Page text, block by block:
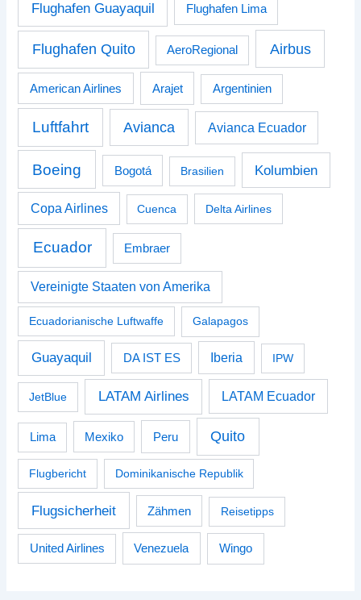
Flughafen Guayaquil Flughafen Lima
Flughafen Quito AeroRegional Airbus
American Airlines Arajet Argentinien
Luftfahrt Avianca Avianca Ecuador
Boeing Bogotá Brasilien Kolumbien
Copa Airlines Cuenca Delta Airlines
Ecuador Embraer
Vereinigte Staaten von Amerika
Ecuadorianische Luftwaffe Galapagos
Guayaquil DA IST ES Iberia IPW
JetBlue LATAM Airlines LATAM Ecuador
Lima Mexiko Peru Quito
Flugbericht Dominikanische Republik
Flugsicherheit Zähmen Reisetipps
United Airlines Venezuela Wingo